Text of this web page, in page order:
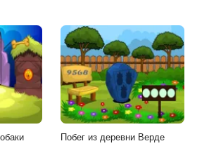
Побег из деревни Верде